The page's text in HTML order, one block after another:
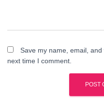
Save my name, email,
next time I comment.